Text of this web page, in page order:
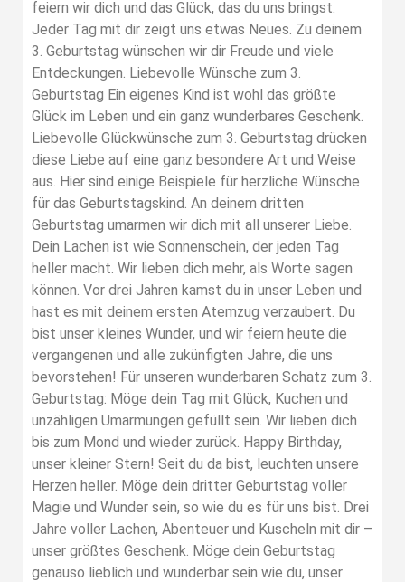
feiern wir dich und das Glück, das du uns bringst.
Jeder Tag mit dir zeigt uns etwas Neues. Zu deinem
3. Geburtstag wünschen wir dir Freude und viele
Entdeckungen. Liebevolle Wünsche zum 3.
Geburtstag Ein eigenes Kind ist wohl das größte
Glück im Leben und ein ganz wunderbares Geschenk.
Liebevolle Glückwünsche zum 3. Geburtstag drücken
diese Liebe auf eine ganz besondere Art und Weise
aus. Hier sind einige Beispiele für herzliche Wünsche
für das Geburtstagskind. An deinem dritten
Geburtstag umarmen wir dich mit all unserer Liebe.
Dein Lachen ist wie Sonnenschein, der jeden Tag
heller macht. Wir lieben dich mehr, als Worte sagen
können. Vor drei Jahren kamst du in unser Leben und
hast es mit deinem ersten Atemzug verzaubert. Du
bist unser kleines Wunder, und wir feiern heute die
vergangenen und alle zukünfigten Jahre, die uns
bevorstehen! Für unseren wunderbaren Schatz zum 3.
Geburtstag: Möge dein Tag mit Glück, Kuchen und
unzähligen Umarmungen gefüllt sein. Wir lieben dich
bis zum Mond und wieder zurück. Happy Birthday,
unser kleiner Stern! Seit du da bist, leuchten unsere
Herzen heller. Möge dein dritter Geburtstag voller
Magie und Wunder sein, so wie du es für uns bist. Drei
Jahre voller Lachen, Abenteuer und Kuscheln mit dir –
unser größtes Geschenk. Möge dein Geburtstag
genauso lieblich und wunderbar sein wie du, unser